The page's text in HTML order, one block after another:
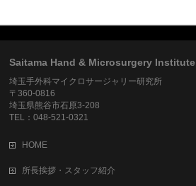
Saitama Hand & Microsurgery Institute
埼玉手外科マイクロサージャリー研究所
〒360-0816
埼玉県熊谷市石原3-208
TEL：048-521-0321
HOME
所長挨拶・スタッフ紹介